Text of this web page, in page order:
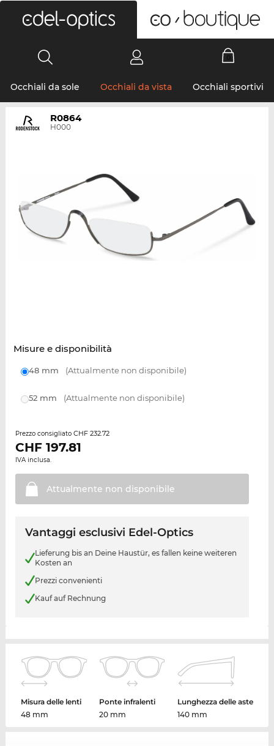
Occhiali da sole Occhiali da vista Occhiali sportivi
R0864
H000
Misure e disponibilità
48 mm (Attualmente non disponibile)
52 mm (Attualmente non disponibile)
Prezzo consigliato CHF 232.72
CHF 197.81
IVA inclusa.
Attualmente non disponibile
Vantaggi esclusivi Edel-Optics
Lieferung bis an Deine Haustür, es fallen keine weiteren
Kosten an
Prezzi convenienti
Kauf auf Rechnung
Misura delle lenti
48 mm
Ponte infralenti
20 mm
Lunghezza delle aste
140 mm